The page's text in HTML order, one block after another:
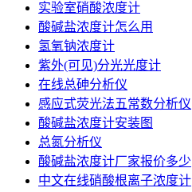
实验室硝酸浓度计
酸碱盐浓度计怎么用
氢氧钠浓度计
紫外(可见)分光光度计
在线总砷分析仪
感应式荧光法五常数分析仪
酸碱盐浓度计安装图
总氮分析仪
酸碱盐浓度计厂家报价多少
中文在线硝酸根离子浓度计